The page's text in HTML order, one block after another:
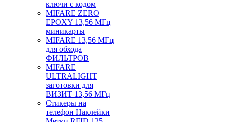
ключи с кодом
MIFARE ZERO
EPOXY 13,56 МГц
миникарты
MIFARE 13,56 МГц
для обхода
ФИЛЬТРОВ
MIFARE
ULTRALIGHT
заготовки для
ВИЗИТ 13,56 МГц
Стикеры на
телефон Наклейки